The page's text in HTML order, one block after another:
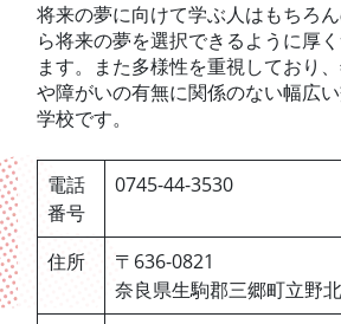
将来の夢に向けて学ぶ人はもちろ
ら将来の夢を選択できるように厚
ます。また多様性を重視しており
や障がいの有無に関係のない幅広
学校です。
電話
番号
0745-44-3530
住所
〒636-0821
奈良県生駒郡三郷町立野